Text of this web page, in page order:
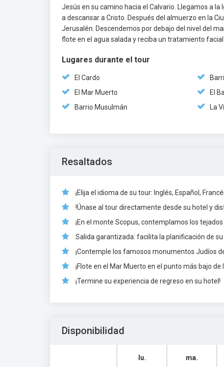
Jesús en su camino hacia el Calvario. Llegamos a
a descansar a Cristo. Después del almuerzo en la
Jerusalén. Descendemos por debajo del nivel del
flote en el agua salada y reciba un tratamiento
Lugares durante el tour
El Cardo
El Mar Muerto
El
Barrio Musulmán
La
Resaltados
¡Elija el idioma de su tour: Inglés, Español,
!Únase al tour directamente desde su hotel y
¡En el monte Scopus, contemplamos los
Salida garantizada: facilita la planificación de
¡Contemple los famosos monumentos Judíos
¡Flote en el Mar Muerto en el punto más bajo de
¡Termine su experiencia de regreso en su hotel!
Disponibilidad
lu. ma.